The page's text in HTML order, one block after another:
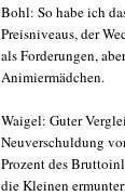
Bohl: So habe ich
Preisniveaus, der
als Forderungen,
Animiermädchen.
Waigel: Guter
Neuverschuldung
Prozent des
die Kleinen